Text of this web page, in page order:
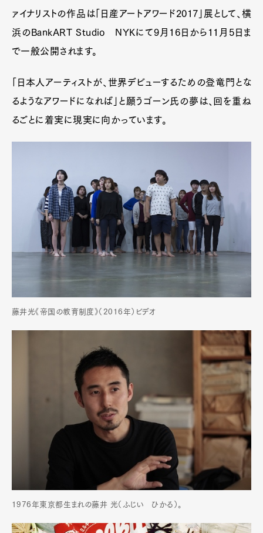
ァイナリストの作品は「日産アートアワード2017」展として、横
浜のBankART Studio NYKにて9月16日から11月5日ま
で一般公開されます。
「日本人アーティストが、世界デビューするための登竜門とな
るようなアワードになれば」と願うゴーン氏の夢は、回を重ね
るごとに着実に現実に向かっています。
藤井光《帝国の教育制度》（2016年）ビデオ
1976年東京都生まれの藤井 光（ふじい ひかる）。